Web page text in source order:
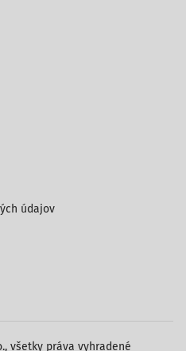
všetky práva vyhradené
údajov